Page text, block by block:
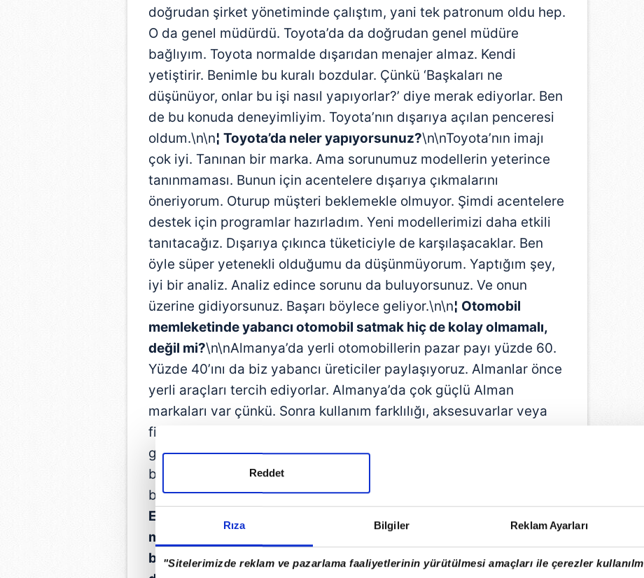
Rıza Bilgiler Reklam Ayarları
"Sitelerimizde reklam ve pazarlama faaliyetlerinin yürütülmesi amaçları ile çerezler
Reddet
doğrudan şirket yönetiminde çalıştım, yani tek patronum oldu hep.
O da genel müdürdü. Toyota’da da doğrudan genel müdüre
bağlıyım. Toyota normalde dışarıdan menajer almaz. Kendi
yetiştirir. Benimle bu kuralı bozdular. Çünkü ‘Başkaları ne
düşünüyor, onlar bu işi nasıl yapıyorlar?’ diye merak ediyorlar. Ben
de bu konuda deneyimliyim. Toyota’nın dışarıya açılan penceresi
oldum.\n\n¦ Toyota’da neler yapıyorsunuz?\n\nToyota’nın imajı
çok iyi. Tanınan bir marka. Ama sorunumuz modellerin yeterince
tanınmaması. Bunun için acentelere dışarıya çıkmalarını
öneriyorum. Oturup müşteri beklemekle olmuyor. Şimdi acentelere
destek için programlar hazırladım. Yeni modellerimizi daha etkili
tanıtacağız. Dışarıya çıkınca tüketiciyle de karşılaşacaklar. Ben
öyle süper yetenekli olduğumu da düşünmüyorum. Yaptığım şey,
iyi bir analiz. Analiz edince sorunu da buluyorsunuz. Ve onun
üzerine gidiyorsunuz. Başarı böylece geliyor.\n\n¦ Otomobil
memleketinde yabancı otomobil satmak hiç de kolay olmamalı,
değil mi?\n\nAlmanya’da yerli otomobillerin pazar payı yüzde 60.
Yüzde 40’ını da biz yabancı üreticiler paylaşıyoruz. Almanlar önce
yerli araçları tercih ediyorlar. Almanya’da çok güçlü Alman
markaları var çünkü. Sonra kullanım farklılığı, aksesuvarlar veya
fiyat nedeniyle alternatiflere de bakıyorlar. Son araştırmalara
göre, kendi sınıfında bir numara Golf, iki numara Focus, üç numara
bizim Auris. Ortalama vatandaşların tercih ettiği bir markayız. Bu
bağlamda bir çok yerli otomobili de geçtik.\n\n
EMPATİ GÜÇLÜ’
mümkün değil. Siz bir kadın olarak bu sektördesiniz ve çok
başarılısınız. Bu sektörde kadın olmanın avantajları ve/ veya